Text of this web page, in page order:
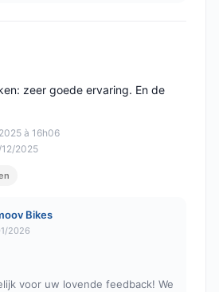
5
à 16h06
2025
zeer goede ervaring. En de
Bikes
2026
voor uw lovende feedback! We